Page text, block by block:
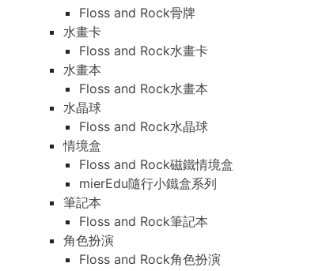
Floss and Rock骨牌
水畫卡
Floss and Rock水畫卡
水畫本
Floss and Rock水畫本
水晶球
Floss and Rock水晶球
情境盒
Floss and Rock磁鐵情境盒
mierEdu隨行小鐵盒系列
筆記本
Floss and Rock筆記本
角色扮演
Floss and Rock角色扮演